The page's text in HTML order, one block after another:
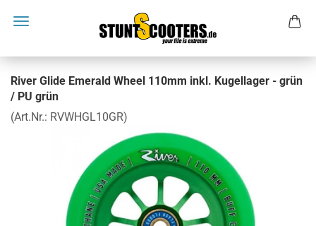
River Glide Emerald Wheel 110mm inkl. Kugellager - grün
/ PU grün
(Art.Nr.: RVWHGL10GR)